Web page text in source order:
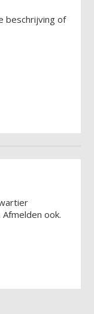
beschrijving of
ook.